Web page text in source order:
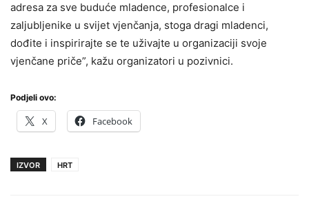
adresa za sve buduće mladence, profesionalce i
zaljubljenike u svijet vjenčanja, stoga dragi mladenci,
dođite i inspirirajte se te uživajte u organizaciji svoje
vjenčane priče”, kažu organizatori u pozivnici.
Podjeli ovo:
X Facebook
IZVOR HRT